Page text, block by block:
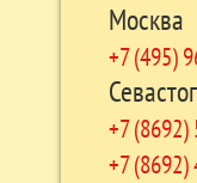
Москва
+7 (495)
+7
+7